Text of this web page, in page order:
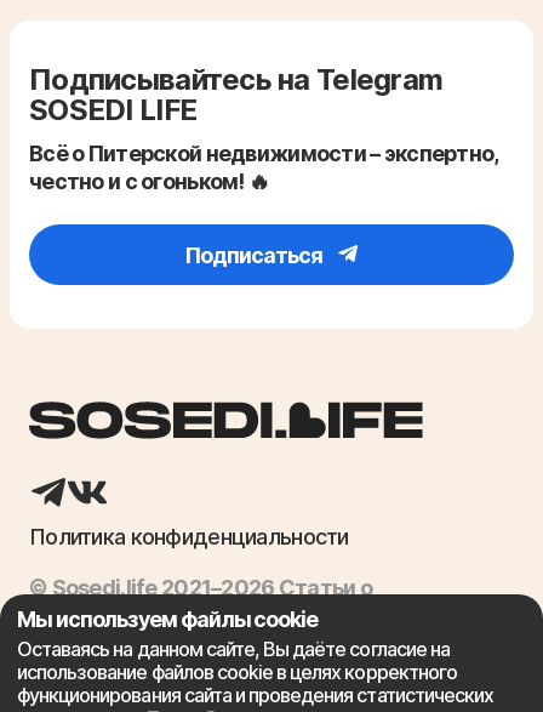
Подписывайтесь на Telegram
SOSEDI LIFE
Всё о Питерской недвижимости – экспертно,
честно и с огоньком! 🔥
Подписаться
Политика конфиденциальности
© Sosedi.life 2021–2026 Статьи о
недвижимости, ипотека, продажа квартир
Сайт не является финансовой организацией и предоставляет
лишь посреднические консультационные услуги, связанные с
Мы используем файлы cookie
Оставаясь на данном сайте, Вы даёте согласие на
использование файлов cookie в целях корректного
функционирования сайта и проведения статистических